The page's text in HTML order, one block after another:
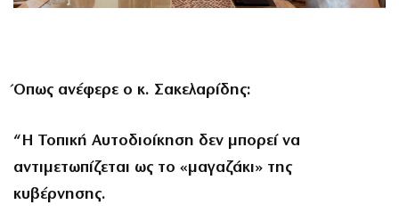
Όπως ανέφερε ο κ. Σακελαρίδης:
“Η Τοπική Αυτοδιοίκηση δεν μπορεί να
αντιμετωπίζεται ως το «μαγαζάκι» της
κυβέρνησης.